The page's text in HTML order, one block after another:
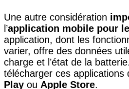
Une autre considération
l’application mobile pour
application, dont les
varier, offre des données
charge et l’état de la
télécharger ces applications
Play ou Apple Store.